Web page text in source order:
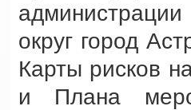
округ город
Карты рисков
и Плана